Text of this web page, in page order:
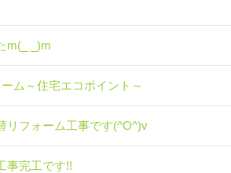
m(_ _)m
ム～住宅エコポイント～
リフォーム工事です(^O^)v
事完工です!!